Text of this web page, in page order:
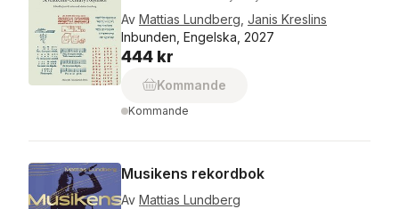
Av Mattias Lundberg Janis Kreslins
Inbunden, Engelska, 2027
444 kr
Kommande
Kommande
Musikens rekordbok
Av Mattias Lundberg